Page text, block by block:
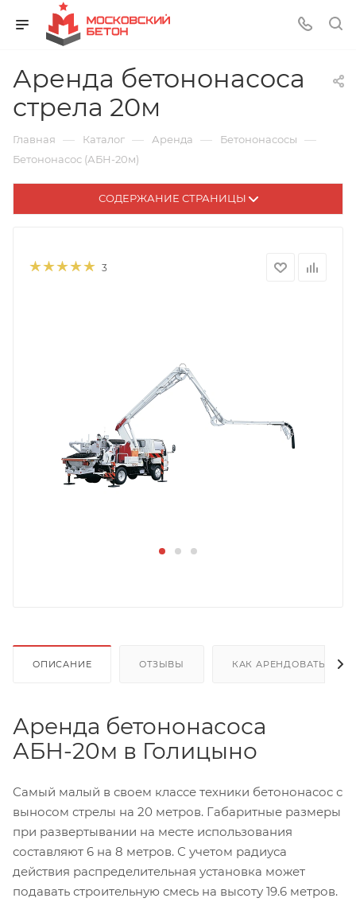
Аренда бетононасоса
стрела 20м
Главная — Каталог — Аренда — Бетононасосы —
Бетононасос (АБН-20м)
СОДЕРЖАНИЕ СТРАНИЦЫ
3
ОПИСАНИЕ ОТЗЫВЫ КАК АРЕНДОВАТЬ
Аренда бетононасоса
АБН-20м в Голицыно
Самый малый в своем классе техники бетононасос с
выносом стрелы на 20 метров. Габаритные размеры
при развертывании на месте использования
составляют 6 на 8 метров. С учетом радиуса
действия распределительная установка может
подавать строительную смесь на высоту 19.6 метров.